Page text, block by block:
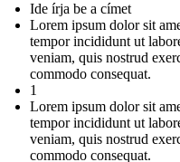
Ide írja be a címet
Lorem ipsum dolor sit
tempor incididunt ut
veniam, quis nostrud
commodo consequat.
1
Lorem ipsum dolor sit
tempor incididunt ut
veniam, quis nostrud
commodo consequat.